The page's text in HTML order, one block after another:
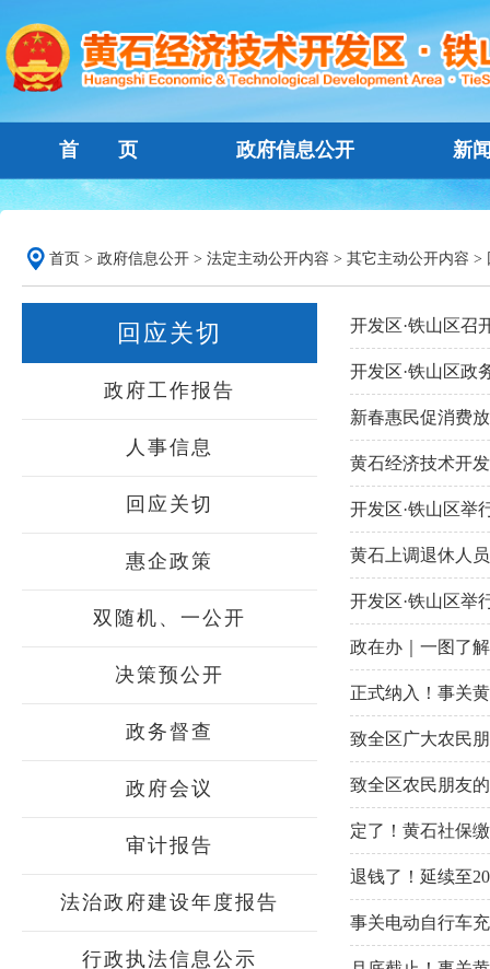
首 页 政府信息公开 新
首页 > 政府信息公开 > 法定主动公开内容 > 其它主动公开内容 >
回应关切
政府工作报告
人事信息
回应关切
惠企政策
双随机、一公开
决策预公开
政务督查
政府会议
审计报告
法治政府建设年度报告
行政执法信息公示
开发区·铁山区召
开发区·铁山区政
新春惠民促消费
黄石经济技术开
开发区·铁山区举
黄石上调退休人
开发区·铁山区举
政在办｜一图了
正式纳入！事关
致全区广大农民
致全区农民朋友
定了！黄石社保
退钱了！延续至
事关电动自行车